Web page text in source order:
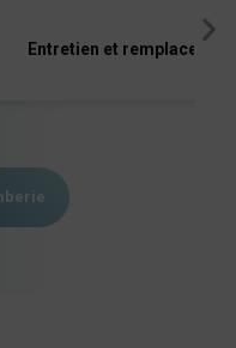
Entretien et